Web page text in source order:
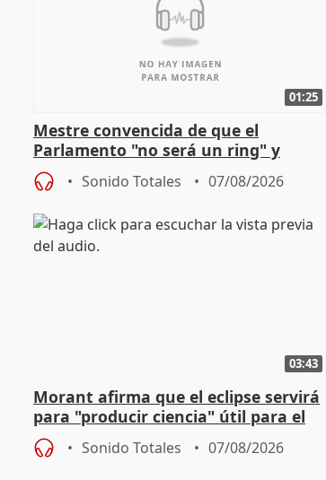
01:25
Mestre convencida de que el
Parlamento "no será un ring" y
defiende "estabilidad" del pacto con
Vox
Sonido Totales 07/08/2026
03:43
Morant afirma que el eclipse servirá
para "producir ciencia" útil para el
resto del mundo
Sonido Totales 07/08/2026